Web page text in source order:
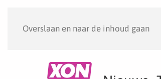
Overslaan en naar de inhoud gaan